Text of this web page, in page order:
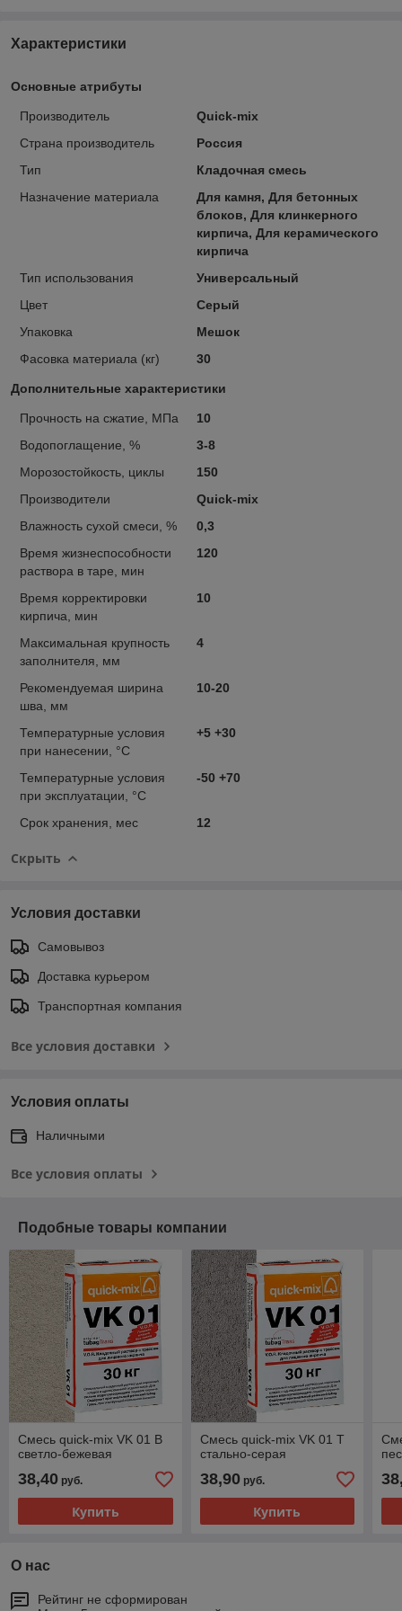
Характеристики
Основные атрибуты
Производитель
Quick-mix
Страна производитель
Россия
Тип
Кладочная смесь
Назначение материала
Для камня, Для бетонных
блоков, Для клинкерного
кирпича, Для керамического
кирпича
Тип использования
Универсальный
Цвет
Серый
Упаковка
Мешок
Фасовка материала (кг)
30
Дополнительные характеристики
Прочность на сжатие, МПа
10
Водопоглащение, %
3-8
Морозостойкость, циклы
150
Производители
Quick-mix
Влажность сухой смеси, %
0,3
Время жизнеспособности
раствора в таре, мин
120
Время корректировки
кирпича, мин
10
Максимальная крупность
заполнителя, мм
4
Рекомендуемая ширина
шва, мм
10-20
Температурные условия
при нанесении, °C
+5 +30
Температурные условия
при эксплуатации, °C
-50 +70
Срок хранения, мес 12
Скрыть
Условия доставки
Самовывоз
Доставка курьером
Транспортная компания
Все условия доставки
Условия оплаты
Наличными
Все условия оплаты
Подобные товары компании
Смесь quick-mix VK 01 B
светло-бежевая
38,40 руб.
Купить
Смесь quick-mix VK 01 T
стально-серая
38,90руб.
Купить
О нас
Рейтинг не сформирован